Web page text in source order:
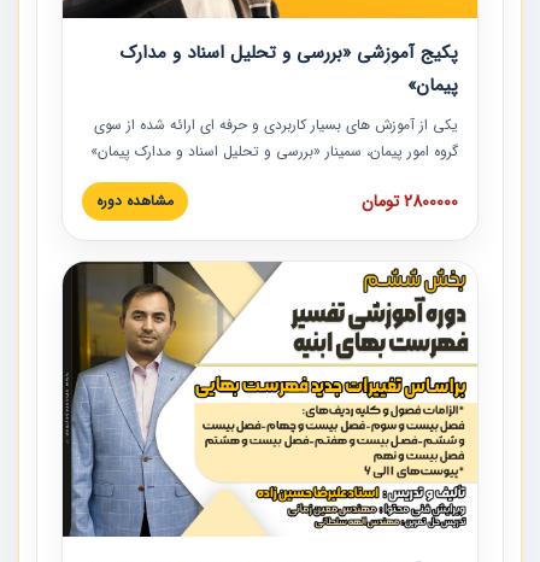
پکیج آموزشی «بررسی و تحلیل اسناد و مدارک
پیمان»
یکی از آموزش‏‏‏‏‏‏ های بسیار کاربردی و حرفه‏ ای ارائه شده از سوی
گروه امور پیمان، سمینار «بررسی و تحلیل اسناد و مدارک پیمان»
است که در دانشگاه صنعتی شریف ارائه شد. در این آموزش
نکات کلیدی مربوط به اسناد و مدارک پیمان، اولویت بندی اسناد
پیمان به همراه تجربیات عملی در این خصوص ارائه شده است.
2800000 تومان مشاهده دوره